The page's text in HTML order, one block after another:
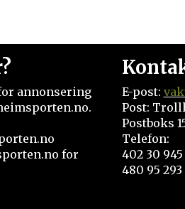
annonsering
for
E-post:
Post:
Postboks
Telefon:
402 30
480 95